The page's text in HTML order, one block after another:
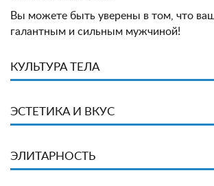
Вы можете быть уверены в том, что
галантным и сильным мужчиной!
КУЛЬТУРА ТЕЛА
ЭСТЕТИКА И ВКУС
ЭЛИТАРНОСТЬ